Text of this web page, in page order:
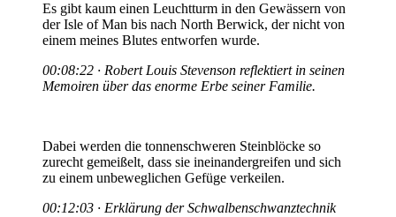
Es gibt kaum einen Leuchtturm in den Gewässern von
der Isle of Man bis nach North Berwick, der nicht von
einem meines Blutes entworfen wurde.
00:08:22 · Robert Louis Stevenson reflektiert in seinen
Memoiren über das enorme Erbe seiner Familie.
Dabei werden die tonnenschweren Steinblöcke so
zurecht gemeißelt, dass sie ineinandergreifen und sich
zu einem unbeweglichen Gefüge verkeilen.
00:12:03 · Erklärung der Schwalbenschwanztechnik